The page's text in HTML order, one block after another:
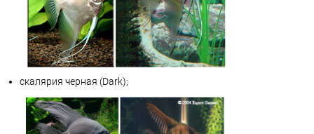
скалярия черная (Dark);